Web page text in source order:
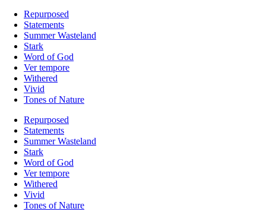
Repurposed
Statements
Summer Wasteland
Stark
Word of God
Ver tempore
Withered
Vivid
Tones of Nature
Repurposed
Statements
Summer Wasteland
Stark
Word of God
Ver tempore
Withered
Vivid
Tones of Nature